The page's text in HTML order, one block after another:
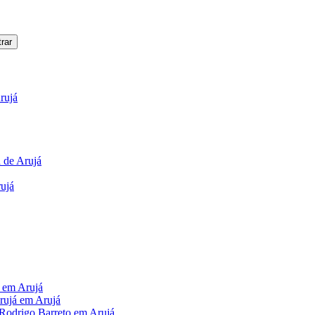
Arujá
Arujá
em Arujá
Barreto em Arujá